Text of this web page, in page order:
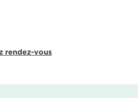
rendez-vous